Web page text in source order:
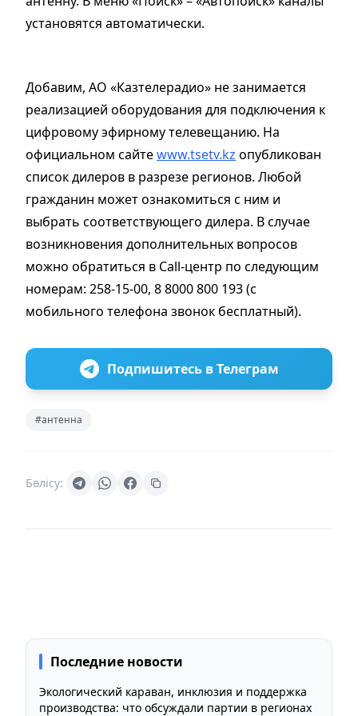
установятся автоматически.
Добавим, АО «Казтелерадио» не занимается
реализацией оборудования для подключения к
цифровому эфирному телевещанию. На
официальном сайтеwww.tsetv.kz опубликован
список дилеров в разрезе регионов. Любой
гражданин может ознакомиться с ним и
выбрать соответствующего дилера. В случае
возникновения дополнительных вопросов
можно обратиться в Call-центр по следующим
номерам: 258-15-00, 8 8000 800 193 (с
мобильного телефона звонок бесплатный).
Подпишитесь в Телеграм
#антенна
Бөлісу:
Последние новости
Экологический караван, инклюзия и поддержка
производства: что обсуждали партии в регионах